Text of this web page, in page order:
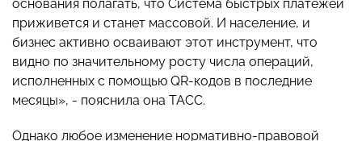
основания полагать, что Система быстрых платежей
приживется и станет массовой. И население, и
бизнес активно осваивают этот инструмент, что
видно по значительному росту числа операций,
исполненных с помощью QR-кодов в последние
месяцы», - пояснила она ТАСС.
Однако любое изменение нормативно-правовой